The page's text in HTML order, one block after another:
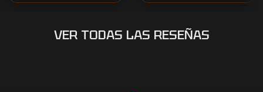
VER TODAS LAS RESEÑAS